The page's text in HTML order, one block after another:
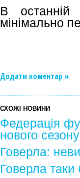
В останній
мінімально
Додати коментар »
СХОЖІ НОВИНИ
Федерація
нового сезону
Говерла:
Говерла таки